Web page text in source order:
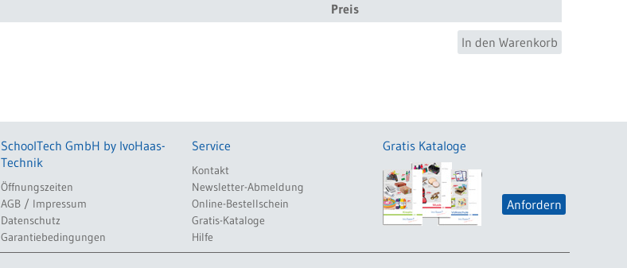
Preis
In den Warenkorb
SchoolTech GmbH by IvoHaas-
Technik
Öffnungszeiten
AGB / Impressum
Datenschutz
Garantiebedingungen
Service
Kontakt
Newsletter-Abmeldung
Online-Bestellschein
Gratis-Kataloge
Hilfe
Gratis Kataloge
Anfordern